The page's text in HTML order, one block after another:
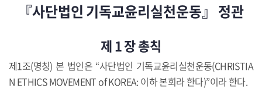
『사단법인 기독교윤리실천운동』 정관
제 1 장 총칙
제1조(명칭) 본 법인은 “사단법인 기독교윤리실천운동(CHRISTIA
N ETHICS MOVEMENT of KOREA: 이하 본회라 한다)”이라 한다.